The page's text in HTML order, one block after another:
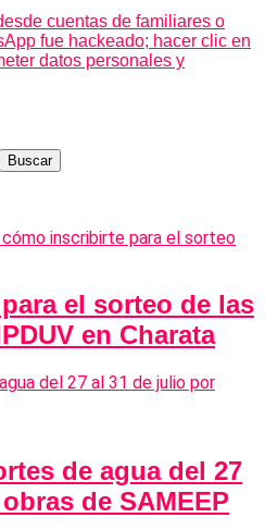
cuentas de familiares o
fue hackeado; hacer clic en
datos personales y
Buscar
el sorteo de las
en Charata
de agua del 27
de SAMEEP